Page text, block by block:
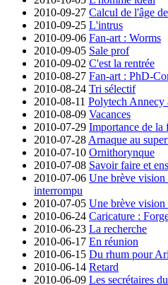
2010-09-27 Calcul de l'âge
2010-09-25 L'intrus
2010-09-06 Fan-art : Worms
2010-09-05 Sale prof
2010-09-02 C'est la rentrée
2010-08-27 Fan-art : PhD-
2010-08-24 Tri sélectif
2010-08-11 Polytech Annecy
2010-08-09 Vacances
2010-07-29 Importance de la
2010-07-28 Arnaque au
2010-07-10 Ornithorynque
2010-07-08 Savoir faire et
2010-07-06 Une brève vision
interrompu
2010-07-05 Une brève
2010-06-24 Caricature :
2010-06-23 La recherche
2010-06-17 En réunion
2010-06-15 Du rhum pour
2010-06-14 Retard
2010-06-09 Les secrétaires